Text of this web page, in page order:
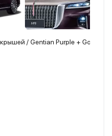
/ Gentian Purple + Gold